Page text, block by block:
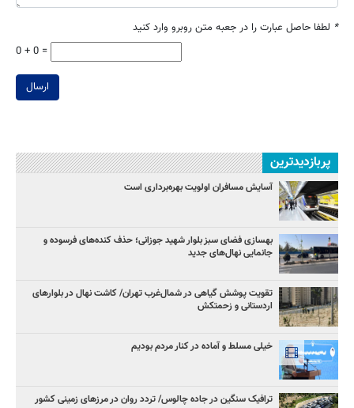
* لطفا حاصل عبارت را در جعبه متن روبرو وارد کنید
0 + 0 =
ارسال
پربازدیدترین
آسایش مسافران اولویت بهره‌برداری است
بهسازی فضای سبز بلوار شهید جوزانی؛ حذف کنده‌های فرسوده و
جانمایی نهال‌های جدید
تقویت پوشش گیاهی در شمال‌غرب تهران/ کاشت نهال در بلوارهای
اردستانی و زحمتکش
خیلی مسلط و آماده در کنار مردم بودیم
ترافیک سنگین در جاده چالوس/ تردد روان در مرزهای زمینی کشور